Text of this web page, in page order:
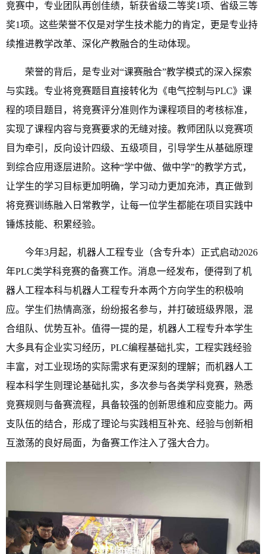
竞赛中，专业团队再创佳绩，斩获省级二等奖1项、省级三等
奖1项。这些荣誉不仅是对学生技术能力的肯定，更是专业持
续推进教学改革、深化产教融合的生动体现。
荣誉的背后，是专业对“课赛融合”教学模式的深入探索
与实践。专业将竞赛题目直接转化为《电气控制与PLC》课
程的项目题目，将竞赛评分准则作为课程项目的考核标准，
实现了课程内容与竞赛要求的无缝对接。教师团队以竞赛项
目为牵引，反向设计四级、五级项目，引导学生从基础原理
到综合应用逐层进阶。这种“学中做、做中学”的教学方式，
让学生的学习目标更加明确，学习动力更加充沛，真正做到
将竞赛训练融入日常教学，让每一位学生都能在项目实践中
锤炼技能、积累经验。
今年3月起，机器人工程专业 （含专升本） 正式启动2026
年PLC类学科竞赛的备赛工作。消息一经发布，便得到了机
器人工程本科与机器人工程专升本两个方向学生的积极响
应。学生们热情高涨，纷纷报名参与，并打破班级界限，混
合组队、优势互补。值得一提的是，机器人工程专升本学生
大多具有企业实习经历，PLC编程基础扎实，工程实践经验
丰富，对工业现场的实际需求有更深刻的理解；而机器人工
程本科学生则理论基础扎实，多次参与各类学科竞赛，熟悉
竞赛规则与备赛流程，具备较强的创新思维和应变能力。两
支队伍的结合，形成了理论与实践相互补充、经验与创新相
互激荡的良好局面，为备赛工作注入了强大合力。